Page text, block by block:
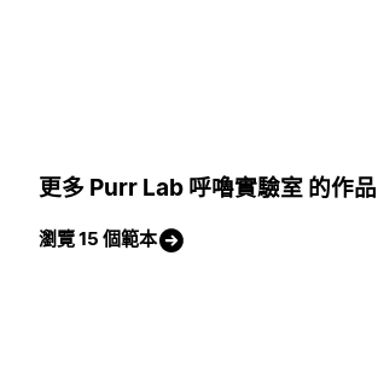
更多 Purr Lab 呼嚕實驗室 的作品
瀏覽 15 個範本